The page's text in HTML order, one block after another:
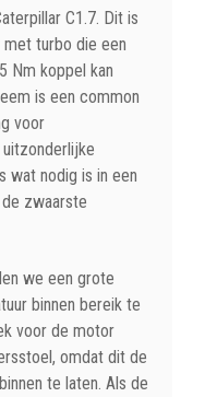
C1.7. Dit is
turbo die een
Nm koppel kan
is een common
voor
wat nodig is in een
zwaarste
we een grote
binnen bereik te
voor de motor
omdat dit de
te laten. Als de